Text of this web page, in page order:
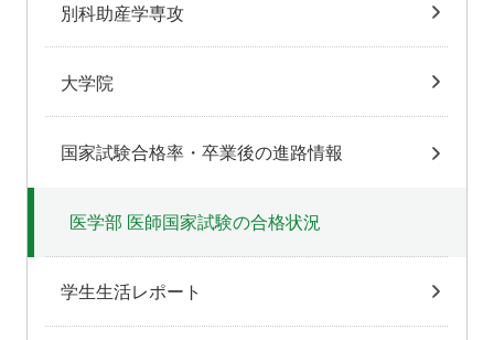
別科助産学専攻
大学院
国家試験合格率・卒業後の進路情報
医学部 医師国家試験の合格状況
学生生活レポート